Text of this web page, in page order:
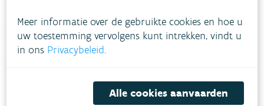
Niet gevonden wat je zocht?
Vul ons
contactformulier in.
Meer informatie over de gebruikte cookies en hoe u
uw toestemming vervolgens kunt intrekken, vindt u
in ons Privacybeleid.
Alle cookies aanvaarden